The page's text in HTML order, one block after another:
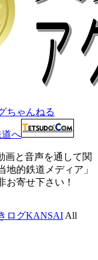
画と音声を通して関
的鉄道メディア」
お寄せ下さい！
ログKANSAI All